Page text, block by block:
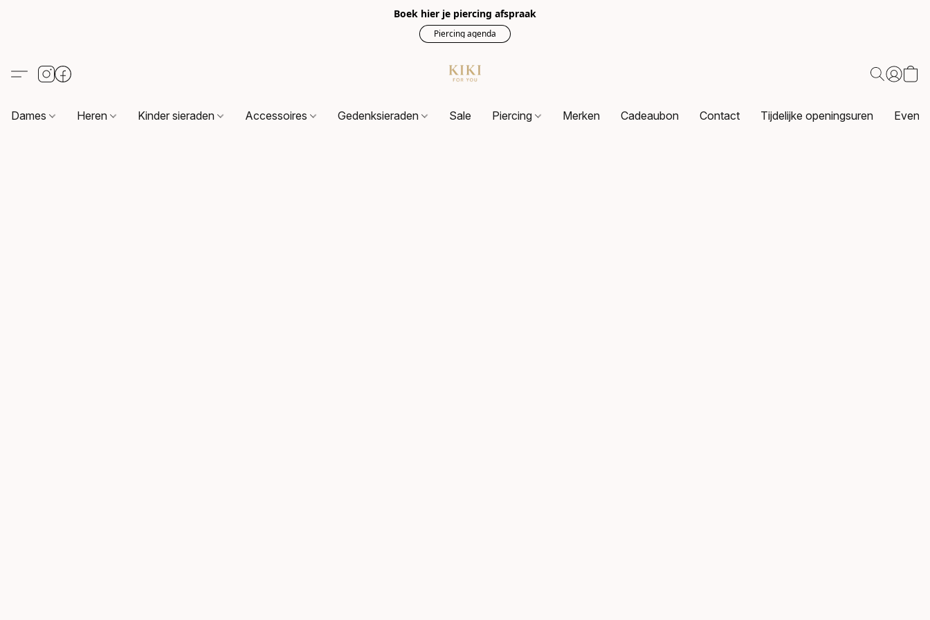
Boek hier je piercing afspraak
Piercing agenda
Dames Heren Kinder sieraden Accessoires Gedenksieraden Sale Piercing Merken Cadeaubon Contact Tijdelijke openingsuren Events